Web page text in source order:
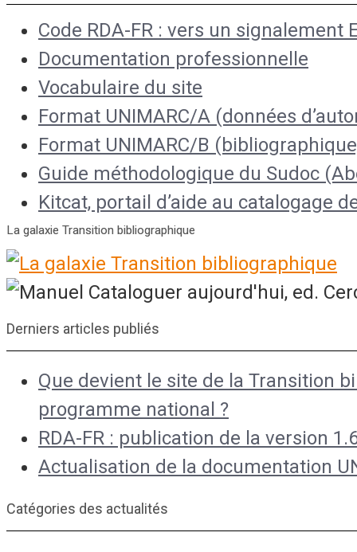
Code RDA-FR : vers un signalement
Documentation professionnelle
Vocabulaire du site
Format UNIMARC/A (données
Format UNIMARC/B
Guide méthodologique du Sudoc
Kitcat, portail d’aide au catalogage
La galaxie Transition bibliographique
Derniers articles publiés
Que devient le site de la Transition
programme national ?
RDA-FR : publication de la version
Actualisation de la documentation
Catégories des actualités